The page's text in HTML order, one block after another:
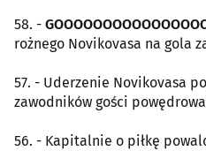
58. -
rożnego Novikovasa na gola
57. - Uderzenie Novikovasa
zawodników gości
56. - Kapitalnie o piłkę